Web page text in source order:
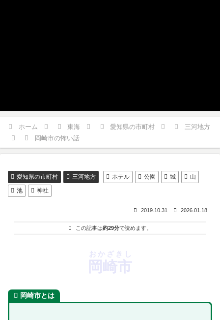
ホーム 東海 愛知県の市町村
三河地方
岡崎市の怖い話
愛知県の市町村 三河地方 ホテル 公園 城
山
池
神社
2019.10.31 2026.01.18
この記事は約29分で読めます。
岡崎市
おかざきし
岡崎市とは